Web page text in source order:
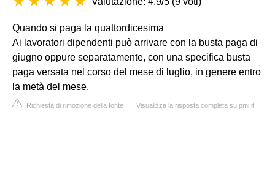
Quando si paga la quattordicesima
Ai lavoratori dipendenti può arrivare con la busta paga di
giugno oppure separatamente, con una specifica busta
paga versata nel corso del mese di luglio, in genere entro
la metà del mese.
Richiesta di rimozione della fonte | Visualizza la risposta completa su pmi.it